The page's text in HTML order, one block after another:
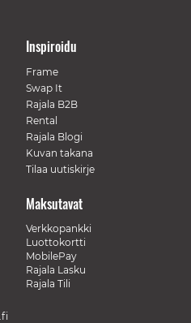
Inspiroidu
Frame
Swap It
Rajala B2B
Rental
Rajala Blogi
Kuvan takana
Tilaa uutiskirje
Maksutavat
Verkkopankki
Luottokortti
MobilePay
Rajala Lasku
Rajala Tili